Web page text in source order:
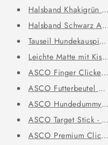
Halsband Khakigrün
Halsband Schwarz
Tauseil
Leichte Matte mit
ASCO Finger
ASCO Futterbeutel
ASCO
ASCO Target Stick -
ASCO Premium